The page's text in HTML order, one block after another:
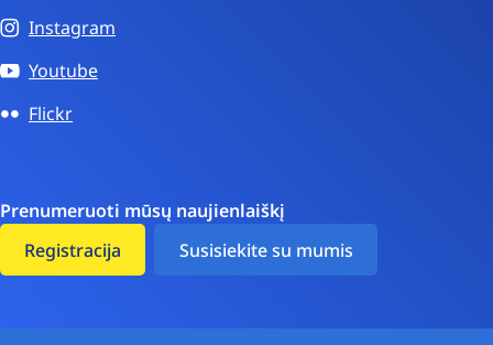
Instagram
Youtube
Flickr
Prenumeruoti mūsų naujienlaiškį
Registracija
Susisiekite su mumis